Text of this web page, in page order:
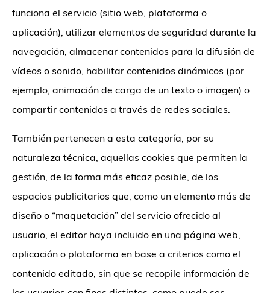
funciona el servicio (sitio web, plataforma o
aplicación), utilizar elementos de seguridad durante la
navegación, almacenar contenidos para la difusión de
vídeos o sonido, habilitar contenidos dinámicos (por
ejemplo, animación de carga de un texto o imagen) o
compartir contenidos a través de redes sociales.
También pertenecen a esta categoría, por su
naturaleza técnica, aquellas cookies que permiten la
gestión, de la forma más eficaz posible, de los
espacios publicitarios que, como un elemento más de
diseño o “maquetación” del servicio ofrecido al
usuario, el editor haya incluido en una página web,
aplicación o plataforma en base a criterios como el
contenido editado, sin que se recopile información de